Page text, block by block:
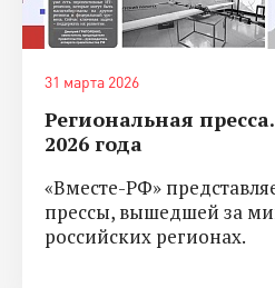
31 марта 2026
Региональная
2026 года
«Вместе-РФ»
прессы, вышедшей за
российских регионах.